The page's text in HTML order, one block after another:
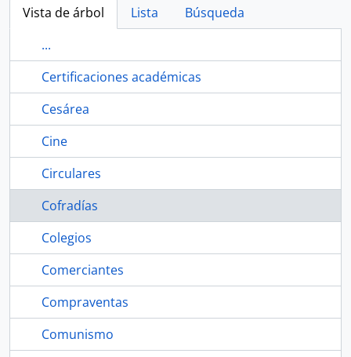
Vista de árbol Lista
Búsqueda
...
Certificaciones académicas
Cesárea
Cine
Circulares
Cofradías
Colegios
Comerciantes
Compraventas
Comunismo